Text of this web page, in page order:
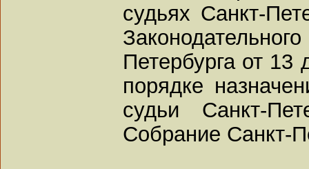
судьях Санкт-
Петербурга от 13
порядке
судьи Санкт-
Собрание Санкт-